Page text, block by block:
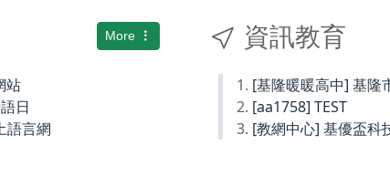
More
站
日
語言網
資訊教育
[基隆暖暖高中] 基隆
[aa1758] TEST
[教網中心] 基優盃科